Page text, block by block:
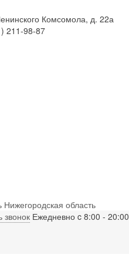
Комсомола, д. 22а
211-98-87
Нижегородская область
звонок Ежедневно c 8:00 - 20:00